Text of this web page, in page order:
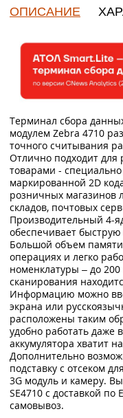
ОПИСАНИЕ
Терминал сбора
модулем Zebra 4710
точного считывания
Отлично подходит
товарами -
маркированной 2D
розничных магазинов
складов, почтовых
Производительный 4-
обеспечивает
Большой объем
операциях и легко
номенклатуры – до
сканирования
Информацию можно
экрана или
расположены таким
удобно работать даже
аккумулятора хватит
Дополнительно
подставку с отсеком
3G модуль и камеру.
SE4710 с доставкой
самовывоз.